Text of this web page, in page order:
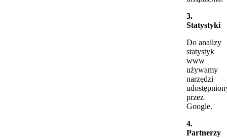
3.
Statystyki
Do analizy
statystyk
www
używamy
narzędzi
przez
Google.
4.
Partnerzy